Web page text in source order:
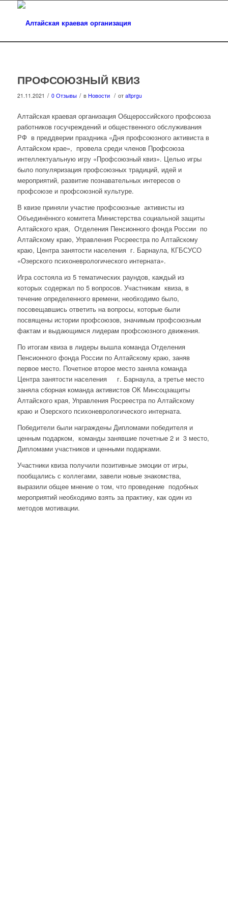
ПРОФСОЮЗНЫЙ КВИЗ
21.11.2021 / 0 Отзывы / в Новости / от altprgu
Алтайская краевая организация Общероссийского профсоюза
работников госучреждений и общественного обслуживания
РФ в преддверии праздника «Дня профсоюзного активиста в
Алтайском крае», провела среди членов Профсоюза
интеллектуальную игру «Профсоюзный квиз». Целью игры
было популяризация профсоюзных традиций, идей и
мероприятий, развитие познавательных интересов о
профсоюзе и профсоюзной культуре.
В квизе приняли участие профсоюзные активисты из
Объединённого комитета Министерства социальной защиты
Алтайского края, Отделения Пенсионного фонда России по
Алтайскому краю, Управления Росреестра по Алтайскому
краю, Центра занятости населения г. Барнаула, КГБСУСО
«Озерского психоневрологического интерната».
Игра состояла из 5 тематических раундов, каждый из
которых содержал по 5 вопросов. Участникам квиза, в
течение определенного времени, необходимо было,
посовещавшись ответить на вопросы, которые были
посвящены истории профсоюзов, значимым профсоюзным
фактам и выдающимся лидерам профсоюзного движения.
По итогам квиза в лидеры вышла команда Отделения
Пенсионного фонда России по Алтайскому краю, заняв
первое место. Почетное второе место заняла команда
Центра занятости населения г. Барнаула, а третье место
заняла сборная команда активистов ОК Минсоцзащиты
Алтайского края, Управления Росреестра по Алтайскому
краю и Озерского психоневрологического интерната.
Победители были награждены Дипломами победителя и
ценным подарком, команды занявшие почетные 2 и 3 место,
Дипломами участников и ценными подарками.
Участники квиза получили позитивные эмоции от игры,
пообщались с коллегами, завели новые знакомства,
выразили общее мнение о том, что проведение подобных
мероприятий необходимо взять за практику, как один из
методов мотивации.